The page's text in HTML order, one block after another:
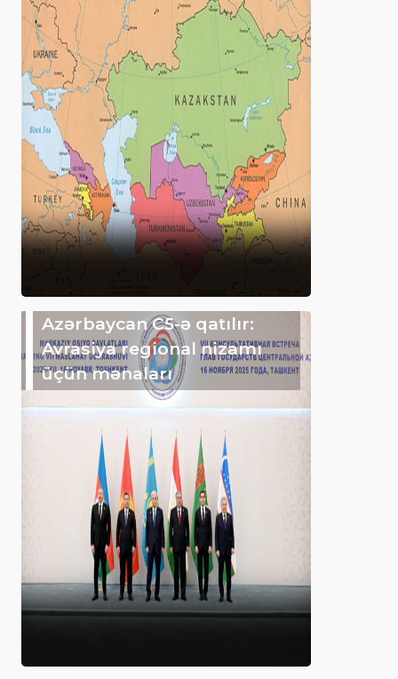
Azərbaycan C5-ə qatılır:
Avrasiya regional nizamı
üçün mənaları